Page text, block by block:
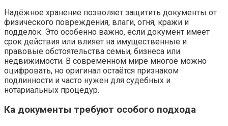
Надёжное хранение позволяет защитить документы от
физического повреждения, влаги, огня, кражи и
подделок. Это особенно важно, если документ имеет
срок действия или влияет на имущественные и
правовые обстоятельства семьи, бизнеса или
недвижимости. В современном мире многое можно
оцифровать, но оригинал остаётся признаком
подлинности и часто нужен для судебных и
нотариальных процедур.
Ка документы требуют особого подхода